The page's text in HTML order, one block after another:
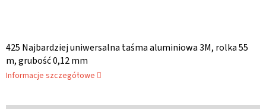
425 Najbardziej uniwersalna taśma aluminiowa 3M, rolka 55
m, grubość 0,12 mm
Informacje szczegółowe